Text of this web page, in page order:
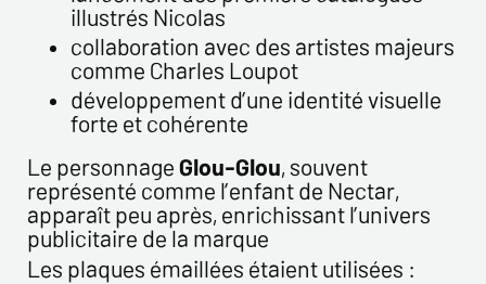
illustrés Nicolas
collaboration avec des artistes majeurs
comme Charles Loupot
développement d’une identité visuelle
forte et cohérente
Le personnageGlou-Glou, souvent
représenté comme l’enfant de Nectar,
apparaît peu après, enrichissant l’univers
publicitaire de la marque
Les plaques émaillées étaient utilisées :